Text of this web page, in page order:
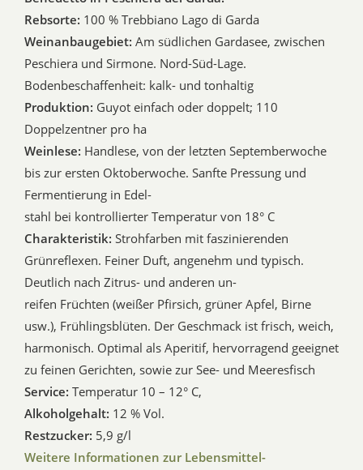
Rebsorte: 100 % Trebbiano Lago di Garda
Weinanbaugebiet: Am südlichen Gardasee, zwischen
Peschiera und Sirmone. Nord-Süd-Lage.
Bodenbeschaffenheit: kalk- und tonhaltig
Produktion: Guyot einfach oder doppelt; 110
Doppelzentner pro ha
Weinlese: Handlese, von der letzten Septemberwoche
bis zur ersten Oktoberwoche. Sanfte Pressung und
Fermentierung in Edel-
stahl bei kontrollierter Temperatur von 18° C
Charakteristik: Strohfarben mit faszinierenden
Grünreflexen. Feiner Duft, angenehm und typisch.
Deutlich nach Zitrus- und anderen un-
reifen Früchten (weißer Pfirsich, grüner Apfel, Birne
usw.), Frühlingsblüten. Der Geschmack ist frisch, weich,
harmonisch. Optimal als Aperitif, hervorragend geeignet
zu feinen Gerichten, sowie zur See- und Meeresfisch
Service: Temperatur 10 – 12° C,
Alkoholgehalt: 12 % Vol.
Restzucker: 5,9 g/l
Weitere Informationen zur Lebensmittel-